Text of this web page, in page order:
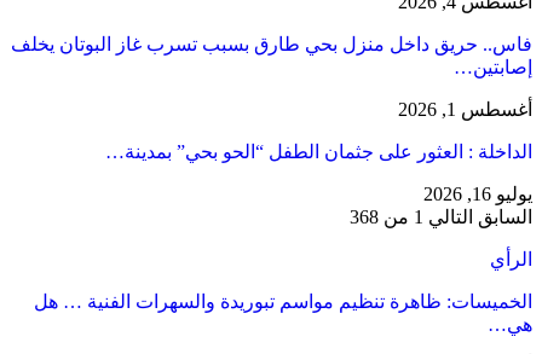
فاس.. حريق داخل منزل بحي طارق بسبب تسرب غاز البوتان يخلف
إصابتين…
أغسطس 1, 2026
​الداخلة : العثور على جثمان الطفل “الحو بحي” بمدينة…
يوليو 16, 2026
السابق التالي 1 من 368
الرأي
الخميسات: ظاهرة تنظيم مواسم تبوريدة والسهرات الفنية … هل
هي…